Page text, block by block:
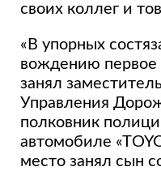
своих коллег и
«В упорных
вождению первое
занял
Управления
полковник
автомобиле
место занял сын